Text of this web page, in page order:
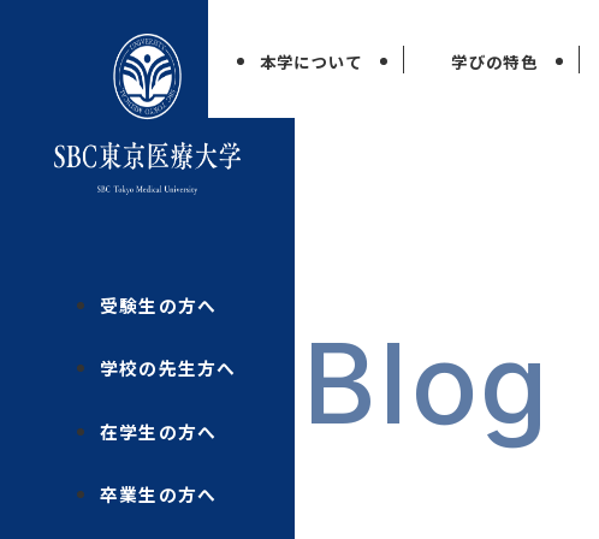
受験生の方へ
学校の先生方へ
在学生の方へ
卒業生の方へ
本学について 学びの特色
Blog